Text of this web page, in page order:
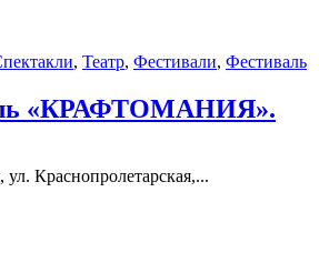
, Театр, Фестивали, Фестиваль
«КРАФТОМАНИЯ».